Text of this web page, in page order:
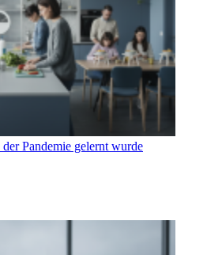
Pandemie gelernt wurde